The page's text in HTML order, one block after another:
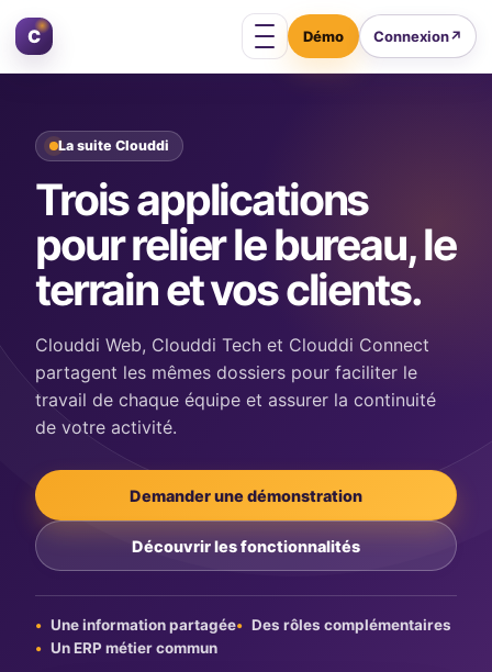
Aller au contenu
C
Ouvrir le menu Connexion↗
La suite Clouddi
Trois applications
pour relier le bureau, le
terrain et vos clients.
Clouddi Web, Clouddi Tech et Clouddi Connect
partagent les mêmes dossiers pour faciliter le
travail de chaque équipe et assurer la continuité
de votre activité.
Demander une démonstration
Découvrir les fonctionnalités
Une information partagée
Des rôles complémentaires
Un ERP métier commun